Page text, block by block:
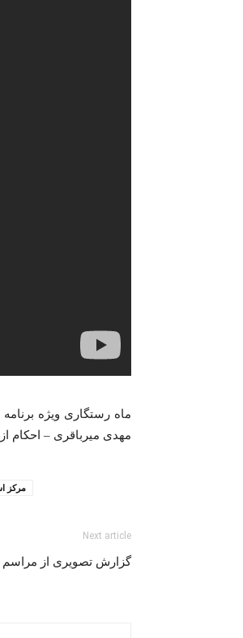
مهدی میرباقری – احکام از
مرکز
Next article
گزارش تصویری از